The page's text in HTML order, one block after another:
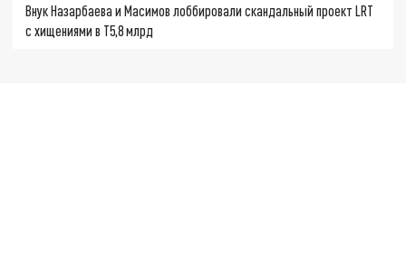
Внук Назарбаева и Масимов лоббировали скандальный проект LRT
с хищениями в T5,8 млрд